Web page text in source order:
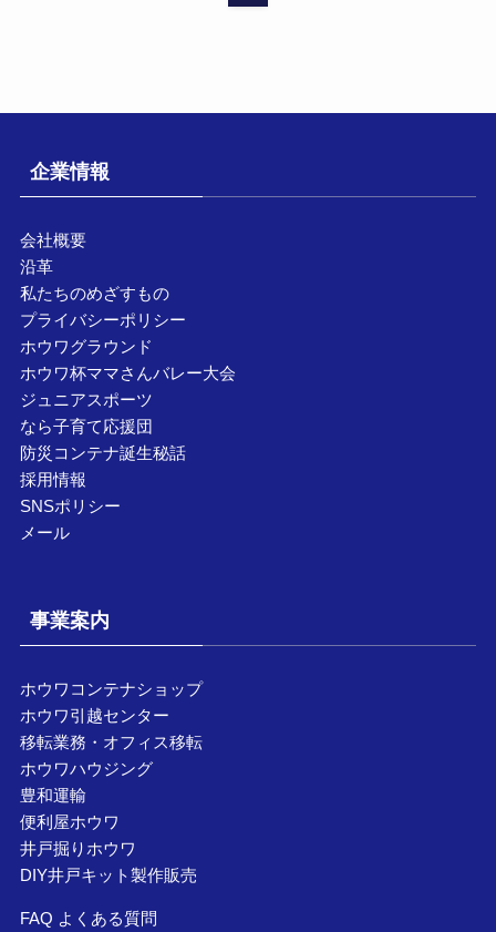
企業情報
会社概要
沿革
私たちのめざすもの
プライバシーポリシー
ホウワグラウンド
ホウワ杯ママさんバレー大会
ジュニアスポーツ
なら子育て応援団
防災コンテナ誕生秘話
採用情報
SNSポリシー
メール
事業案内
ホウワコンテナショップ
ホウワ引越センター
移転業務・オフィス移転
ホウワハウジング
豊和運輸
便利屋ホウワ
井戸掘りホウワ
DIY井戸キット製作販売
FAQ よくある質問